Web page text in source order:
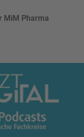
MiM Pharma